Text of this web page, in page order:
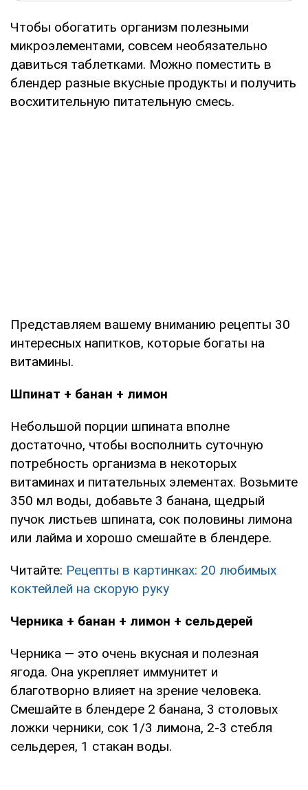
Чтобы обогатить организм полезными
микроэлементами, совсем необязательно
давиться таблетками. Можно поместить в
блендер разные вкусные продукты и получить
восхитительную питательную смесь.
Представляем вашему вниманию рецепты 30
интересных напитков, которые богаты на
витамины.
Шпинат + банан + лимон
Небольшой порции шпината вполне
достаточно, чтобы восполнить суточную
потребность организма в некоторых
витаминах и питательных элементах. Возьмите
350 мл воды, добавьте 3 банана, щедрый
пучок листьев шпината, сок половины лимона
или лайма и хорошо смешайте в блендере.
Читайте: Рецепты в картинках: 20 любимых
коктейлей на скорую руку
Черника + банан + лимон + сельдерей
Черника — это очень вкусная и полезная
ягода. Она укрепляет иммунитет и
благотворно влияет на зрение человека.
Смешайте в блендере 2 банана, 3 столовых
ложки черники, сок 1/3 лимона, 2-3 стебля
сельдерея, 1 стакан воды.